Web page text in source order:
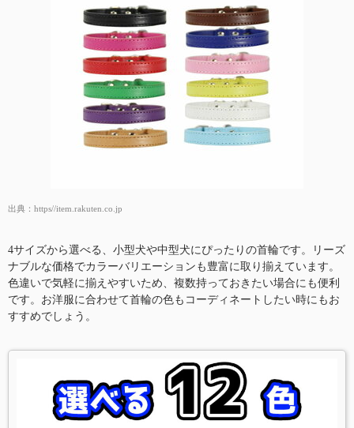
出典： https//item.rakuten.co.jp
4サイズから選べる、小型犬や中型犬にぴったりの首輪です。リーズ
ナブルな価格でカラーバリエーションも豊富に取り揃えています。
色違いで気軽に揃えやすいため、複数持っておきたい場合にも便利
です。お洋服に合わせて首輪の色もコーディネートしたい時にもお
すすめでしょう。